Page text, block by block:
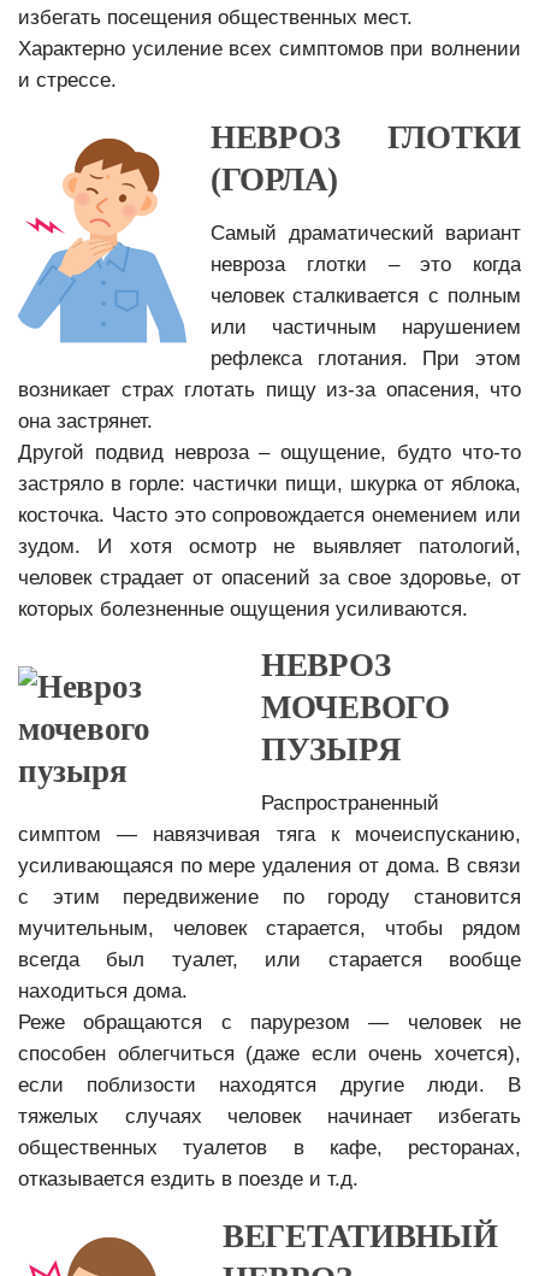
избегать посещения общественных мест.
Характерно усиление всех симптомов при волнении
и стрессе.
НЕВРОЗ ГЛОТКИ
(ГОРЛА)
Самый драматический вариант
невроза глотки – это когда
человек сталкивается с полным
или частичным нарушением
рефлекса глотания. При этом
возникает страх глотать пищу из-за опасения, что
она застрянет.
Другой подвид невроза – ощущение, будто что-то
застряло в горле: частички пищи, шкурка от яблока,
косточка. Часто это сопровождается онемением или
зудом. И хотя осмотр не выявляет патологий,
человек страдает от опасений за свое здоровье, от
которых болезненные ощущения усиливаются.
НЕВРОЗ
МОЧЕВОГО
ПУЗЫРЯ
Распространенный
симптом — навязчивая тяга к мочеиспусканию,
усиливающаяся по мере удаления от дома. В связи
с этим передвижение по городу становится
мучительным, человек старается, чтобы рядом
всегда был туалет, или старается вообще
находиться дома.
Реже обращаются с парурезом — человек не
способен облегчиться (даже если очень хочется),
если поблизости находятся другие люди. В
тяжелых случаях человек начинает избегать
общественных туалетов в кафе, ресторанах,
отказывается ездить в поезде и т.д.
ВЕГЕТАТИВНЫЙ